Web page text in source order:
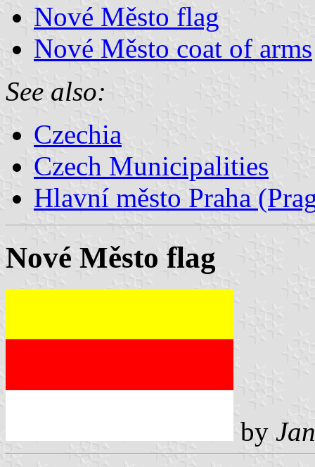
Nové Město flag
Nové Město coat of arms
See also:
Czechia
Czech Municipalities
Hlavní město Praha
Nové Město flag
by